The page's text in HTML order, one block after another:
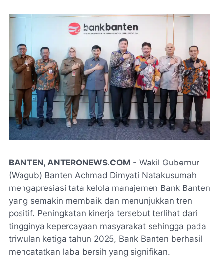
BANTEN, ANTERONEWS.COM - Wakil Gubernur
(Wagub) Banten Achmad Dimyati Natakusumah
mengapresiasi tata kelola manajemen Bank Banten
yang semakin membaik dan menunjukkan tren
positif. Peningkatan kinerja tersebut terlihat dari
tingginya kepercayaan masyarakat sehingga pada
triwulan ketiga tahun 2025, Bank Banten berhasil
mencatatkan laba bersih yang signifikan.